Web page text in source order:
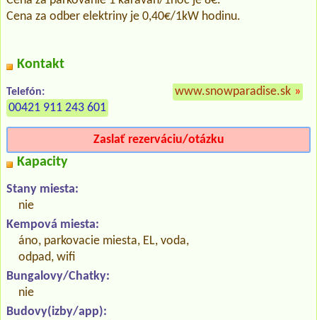
Cena za odber elektriny je 0,40€/1kW hodinu.
Kontakt
Telefón:
00421 911 243 601
www.snowparadise.sk »
Zaslať rezerváciu/otázku
Kapacity
Stany miesta:
nie
Kempová miesta:
áno, parkovacie miesta, EL, voda,
odpad, wifi
Bungalovy/Chatky:
nie
Budovy(izby/app):